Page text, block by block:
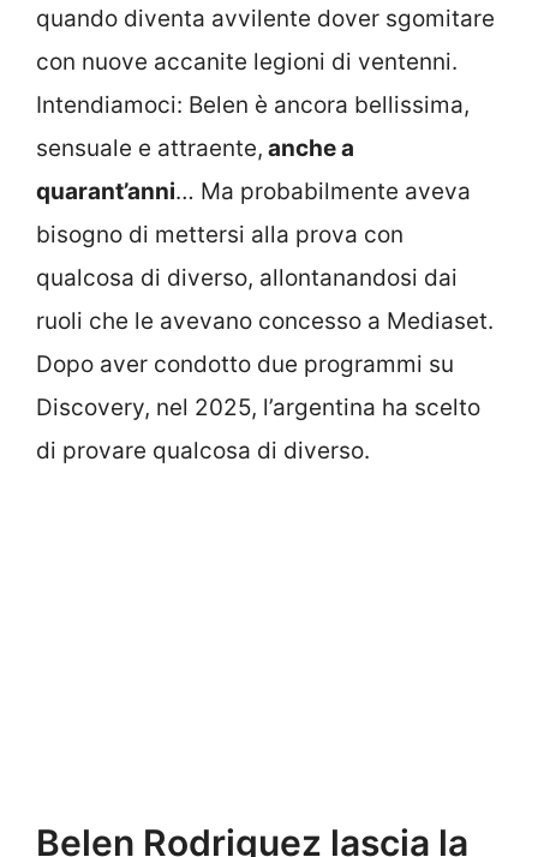
quando diventa avvilente dover sgomitare
con nuove accanite legioni di ventenni.
Intendiamoci: Belen è ancora bellissima,
sensuale e attraente, anche a
quarant’anni… Ma probabilmente aveva
bisogno di mettersi alla prova con
qualcosa di diverso, allontanandosi dai
ruoli che le avevano concesso a Mediaset.
Dopo aver condotto due programmi su
Discovery, nel 2025, l’argentina ha scelto
di provare qualcosa di diverso.
Belen Rodriguez lascia la